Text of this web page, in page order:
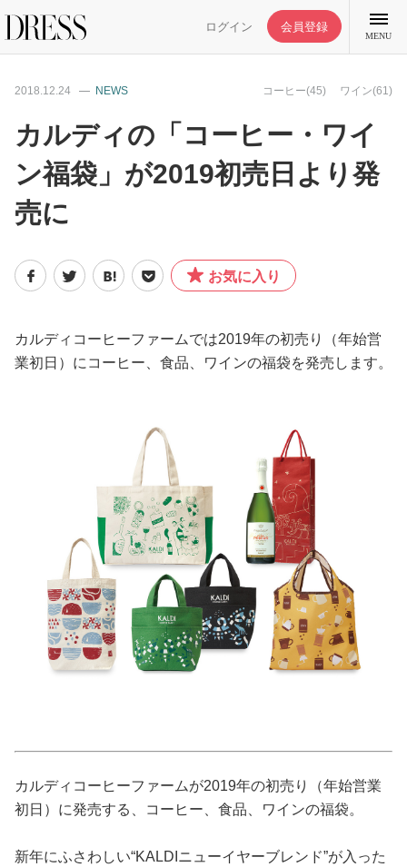
ログイン 会員登録
MENU
特集記事
ライフスタイル
ファッション
ワークスタイル
妊娠/出産/家族
ココロ/カラダ
グルメ
占い
2018.12.24 NEWS コーヒー(45) ワイン(61)
カルディの「コーヒー・ワイ
ン福袋」が2019初売日より発
売に
お気に入り
カルディコーヒーファームでは2019年の初売り（年始営
業初日）にコーヒー、食品、ワインの福袋を発売します。
カルディコーヒーファームが2019年の初売り（年始営業
初日）に発売する、コーヒー、食品、ワインの福袋。
新年にふさわしい“KALDIニューイヤーブレンド”が入った